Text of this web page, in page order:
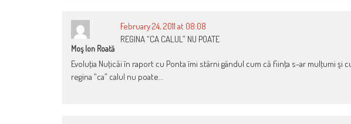
Moş Ion Roată
February 24, 2011 at 08:08
REGINA “CA CALUL” NU POATE
Evoluţia Nuţicăi în raport cu Ponta îmi stârni gândul cum că fiinţa s-ar mulţumi şi
regina “ca” calul nu poate…